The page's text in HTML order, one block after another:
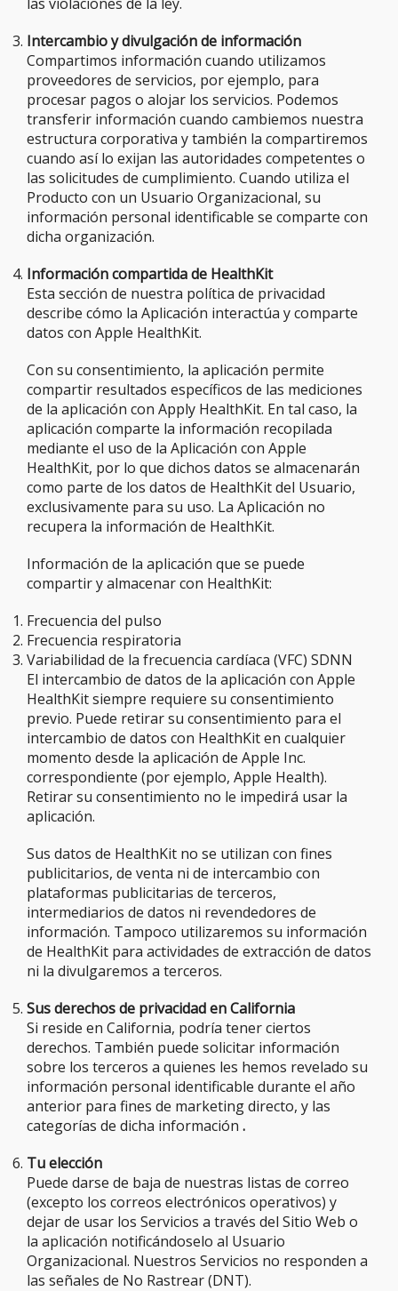
Intercambio y divulgación de información
Compartimos información cuando utilizamos
proveedores de servicios, por ejemplo, para
procesar pagos o alojar los servicios. Podemos
transferir información cuando cambiemos nuestra
estructura corporativa y también la compartiremos
cuando así lo exijan las autoridades competentes o
las solicitudes de cumplimiento. Cuando utiliza el
Producto con un Usuario Organizacional, su
información personal identificable se comparte con
dicha organización.
Información compartida de HealthKit
Esta sección de nuestra política de privacidad
describe cómo la Aplicación interactúa y comparte
datos con Apple HealthKit.
Con su consentimiento, la aplicación permite
compartir resultados específicos de las mediciones
de la aplicación con Apply HealthKit. En tal caso, la
aplicación comparte la información recopilada
mediante el uso de la Aplicación con Apple
HealthKit, por lo que dichos datos se almacenarán
como parte de los datos de HealthKit del Usuario,
exclusivamente para su uso. La Aplicación no
recupera la información de HealthKit.
Información de la aplicación que se puede
compartir y almacenar con HealthKit:
Frecuencia del pulso
Frecuencia respiratoria
Variabilidad de la frecuencia cardíaca (VFC) SDNN
El intercambio de datos de la aplicación con Apple
HealthKit siempre requiere su consentimiento
previo. Puede retirar su consentimiento para el
intercambio de datos con HealthKit en cualquier
momento desde la aplicación de Apple Inc.
correspondiente (por ejemplo, Apple Health).
Retirar su consentimiento no le impedirá usar la
aplicación.
Sus datos de HealthKit no se utilizan con fines
publicitarios, de venta ni de intercambio con
plataformas publicitarias de terceros,
intermediarios de datos ni revendedores de
información. Tampoco utilizaremos su información
de HealthKit para actividades de extracción de datos
ni la divulgaremos a terceros.
Sus derechos de privacidad en California
Si reside en California, podría tener ciertos
derechos. También puede solicitar información
sobre los terceros a quienes les hemos revelado su
información personal identificable durante el año
anterior para fines de marketing directo, y las
categorías de dicha información .
Tu elección
Puede darse de baja de nuestras listas de correo
(excepto los correos electrónicos operativos) y
dejar de usar los Servicios a través del Sitio Web o
la aplicación notificándoselo al Usuario
Organizacional. Nuestros Servicios no responden a
las señales de No Rastrear (DNT).